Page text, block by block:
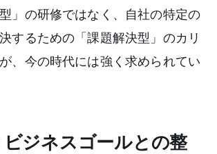
」の研修ではなく、自社の特定の
するための「課題解決型」のカリ
、今の時代には強く求められてい
ビジネスゴールとの整